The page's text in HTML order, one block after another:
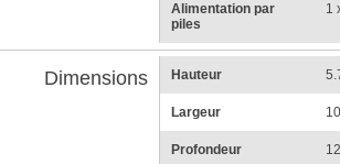
Alimentation par
piles
1
Dimensions Hauteur
Largeur
Profondeur